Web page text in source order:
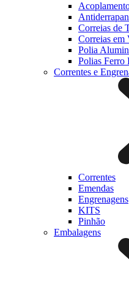
Correias de
Correias em
Polia
Polias Ferro
Correntes e
Correntes
Emendas
Engrenagens
KITS
Pinhão
Embalagens